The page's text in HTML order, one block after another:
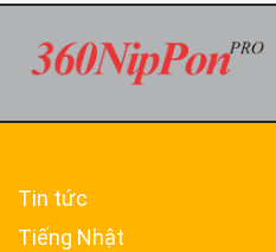
Tin tức
Tiếng Nhật